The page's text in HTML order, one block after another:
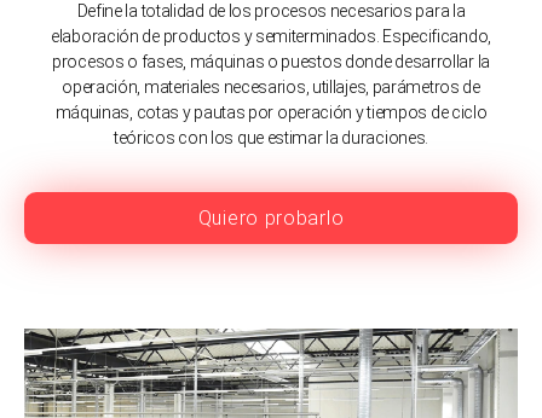
Define la totalidad de los procesos necesarios para la
elaboración de productos y semiterminados. Especificando,
procesos o fases, máquinas o puestos donde desarrollar la
operación, materiales necesarios, utillajes, parámetros de
máquinas, cotas y pautas por operación y tiempos de ciclo
teóricos con los que estimar la duraciones.
Quiero probarlo